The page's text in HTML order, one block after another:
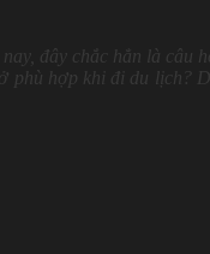
đây chắc hẳn là câu
phù hợp khi đi du lịch?